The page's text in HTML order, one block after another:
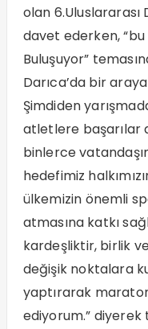
olan 6.Uluslararası
davet ederken, “bu
Buluşuyor”
Darıca’da bir
Şimdiden
atletlere başarılar
binlerce
hedefimiz
ülkemizin önemli
atmasına katkı
kardeşliktir, birlik
değişik noktalara
yaptırarak
ediyorum.”